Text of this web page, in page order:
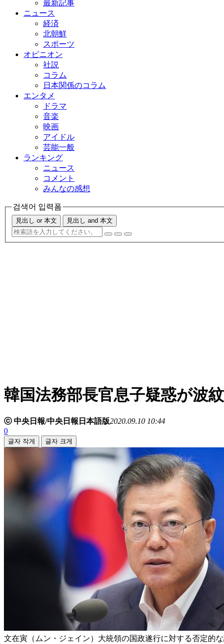
最新記事
ニュース
経済
北朝鮮
スポーツ
オピニオン
社説
コラム
日本関係のコラム
エンタメ
ドラマ
音楽
映画
アイドル
芸能一般
ランキング
ニュース
コメント
みんなの感想
검색어 입력폼
見出し or 本文 見出し and 本文
韓国法務部長官息子疑惑が波
ⓒ 中央日報/中央日報日本語版2020.09.10 10:44
0
글자 작게 글자 크게
文在寅（ムン・ジェイン）大統領の国政遂行に対する否定的